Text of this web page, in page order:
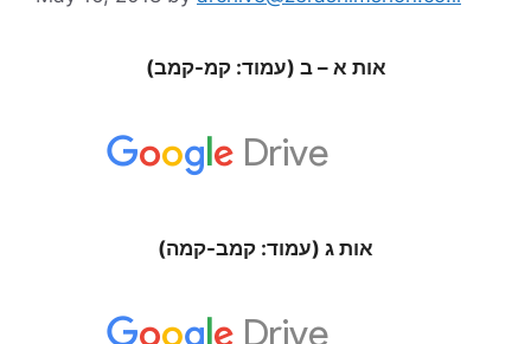
אות א – ב (עמוד: קמ-קמב)
אות ג (עמוד: קמב-קמה)